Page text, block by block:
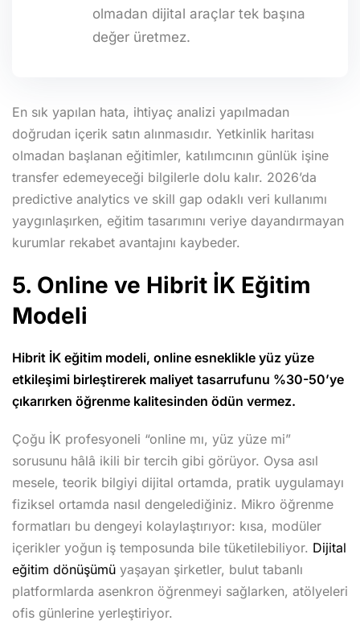
olmadan dijital araçlar tek başına
değer üretmez.
En sık yapılan hata, ihtiyaç analizi yapılmadan
doğrudan içerik satın alınmasıdır. Yetkinlik haritası
olmadan başlanan eğitimler, katılımcının günlük işine
transfer edemeyeceği bilgilerle dolu kalır. 2026’da
predictive analytics ve skill gap odaklı veri kullanımı
yaygınlaşırken, eğitim tasarımını veriye dayandırmayan
kurumlar rekabet avantajını kaybeder.
5. Online ve Hibrit İK Eğitim
Modeli
Hibrit İK eğitim modeli, online esneklikle yüz yüze
etkileşimi birleştirerek maliyet tasarrufunu %30-50’ye
çıkarırken öğrenme kalitesinden ödün vermez.
Çoğu İK profesyoneli “online mı, yüz yüze mi”
sorusunu hâlâ ikili bir tercih gibi görüyor. Oysa asıl
mesele, teorik bilgiyi dijital ortamda, pratik uygulamayı
fiziksel ortamda nasıl dengelediğiniz. Mikro öğrenme
formatları bu dengeyi kolaylaştırıyor: kısa, modüler
içerikler yoğun iş temposunda bile tüketilebiliyor. Dijital
eğitim dönüşümü yaşayan şirketler, bulut tabanlı
platformlarda asenkron öğrenmeyi sağlarken, atölyeleri
ofis günlerine yerleştiriyor.